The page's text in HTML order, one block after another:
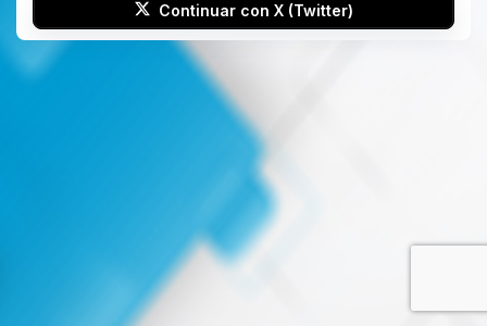
Continuar con X (Twitter)